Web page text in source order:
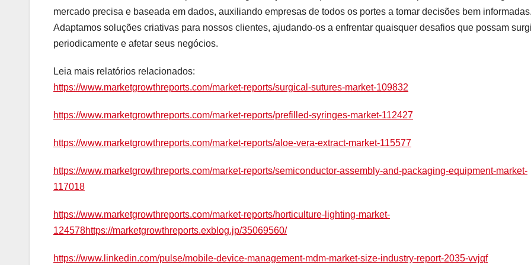
mercado precisa e baseada em dados, auxiliando empresas de todos os portes a tomar decisões bem
Adaptamos soluções criativas para nossos clientes, ajudando-os a enfrentar quaisquer desafios que possam
periodicamente e afetar seus negócios.
Leia mais relatórios relacionados:
https://www.marketgrowthreports.com/market-reports/surgical-sutures-market-109832
https://www.marketgrowthreports.com/market-reports/prefilled-syringes-market-112427
https://www.marketgrowthreports.com/market-reports/aloe-vera-extract-market-115577
https://www.marketgrowthreports.com/market-reports/semiconductor-assembly-and-packaging-equipment-market-
117018
https://www.marketgrowthreports.com/market-reports/horticulture-lighting-market-
124578https://marketgrowthreports.exblog.jp/35069560/
https://www.linkedin.com/pulse/mobile-device-management-mdm-market-size-industry-report-2035-vvjqf